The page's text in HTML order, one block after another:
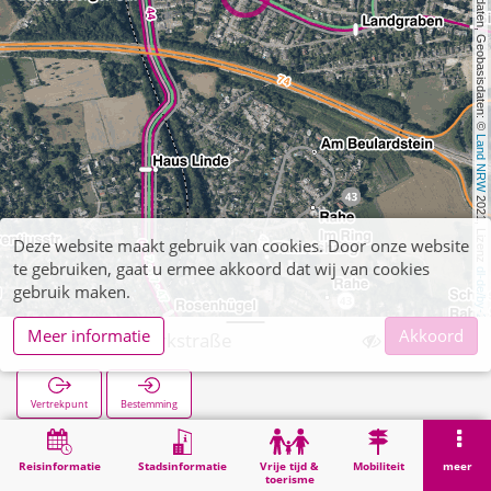
, Kartendaten, Geobasisdaten: ©
Land NRW
2021, Lizenz
dl-de/by-2-0
Reisinformatie Stadsinformatie
Vrije tijd &
toerisme
Mobiliteit meer
Richterich Parkstraße
Vertrekpunt Bestemming
Zoekopracht Richterich Parkstraße
Deze website maakt gebruik van cookies. Door onze website
te gebruiken, gaat u ermee akkoord dat wij van cookies
gebruik maken.
Meer informatie
Akkoord